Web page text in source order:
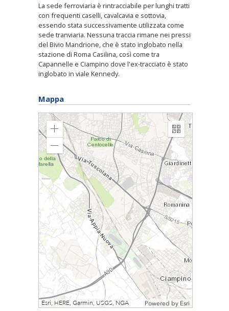
La sede ferroviaria è rintracciabile per lunghi tratti
con frequenti caselli, cavalcavia e sottovia,
essendo stata successivamente utilizzata come
sede tranviaria. Nessuna traccia rimane nei pressi
del Bivio Mandrione, che è stato inglobato nella
stazione di Roma Casilina, così come tra
Capannelle e Ciampino dove l'ex-tracciato è stato
inglobato in viale Kennedy.
Mappa